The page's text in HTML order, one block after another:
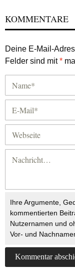
KOMMENTARE
Deine E-Mail-
Felder sind mit*
Ihre Argumente,
kommentierten
Nutzernamen und
Vor- und